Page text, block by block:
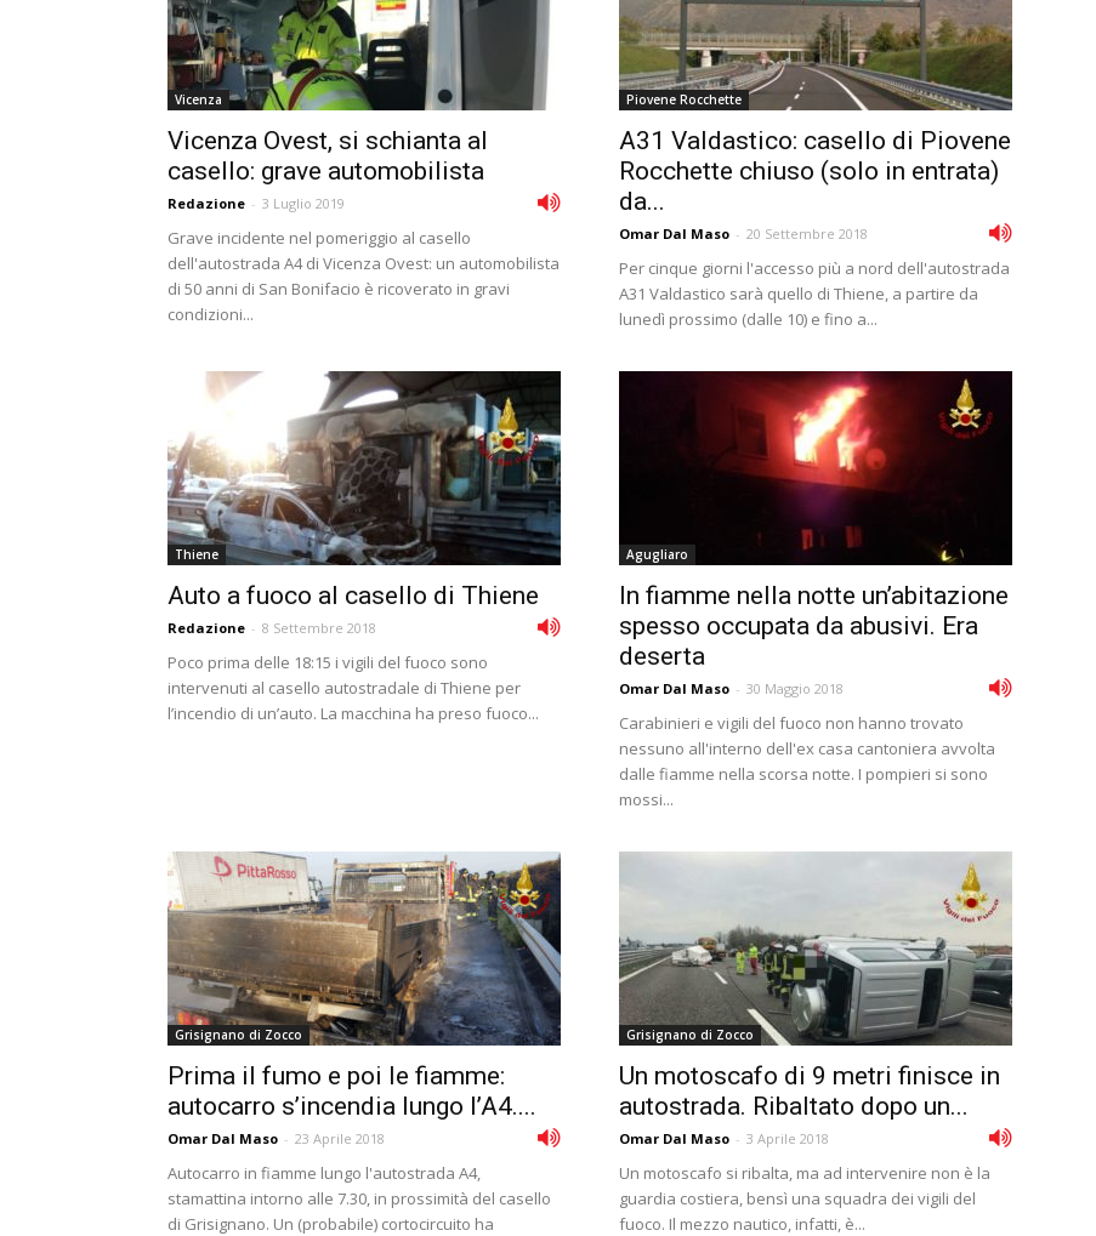
Vicenza
Vicenza Ovest, si schianta al
casello: grave automobilista
Redazione - 3 Luglio 2019
Grave incidente nel pomeriggio al casello
dell'autostrada A4 di Vicenza Ovest: un automobilista
di 50 anni di San Bonifacio è ricoverato in gravi
condizioni...
Piovene Rocchette
A31 Valdastico: casello di Piovene
Rocchette chiuso (solo in entrata)
da...
Omar Dal Maso - 20 Settembre 2018
Per cinque giorni l'accesso più a nord dell'autostrada
A31 Valdastico sarà quello di Thiene, a partire da
lunedì prossimo (dalle 10) e fino a...
Thiene
Auto a fuoco al casello di Thiene
Redazione - 8 Settembre 2018
Poco prima delle 18:15 i vigili del fuoco sono
intervenuti al casello autostradale di Thiene per
l’incendio di un’auto. La macchina ha preso fuoco...
Agugliaro
In fiamme nella notte un’abitazione
spesso occupata da abusivi. Era
deserta
Omar Dal Maso - 30 Maggio 2018
Carabinieri e vigili del fuoco non hanno trovato
nessuno all'interno dell'ex casa cantoniera avvolta
dalle fiamme nella scorsa notte. I pompieri si sono
mossi...
Grisignano di Zocco
Prima il fumo e poi le fiamme:
autocarro s’incendia lungo l’A4....
Omar Dal Maso - 23 Aprile 2018
Autocarro in fiamme lungo l'autostrada A4,
stamattina intorno alle 7.30, in prossimità del casello
di Grisignano. Un (probabile) cortocircuito ha
Grisignano di Zocco
Un motoscafo di 9 metri finisce in
autostrada. Ribaltato dopo un...
Omar Dal Maso - 3 Aprile 2018
Un motoscafo si ribalta, ma ad intervenire non è la
guardia costiera, bensì una squadra dei vigili del
fuoco. Il mezzo nautico, infatti, è...